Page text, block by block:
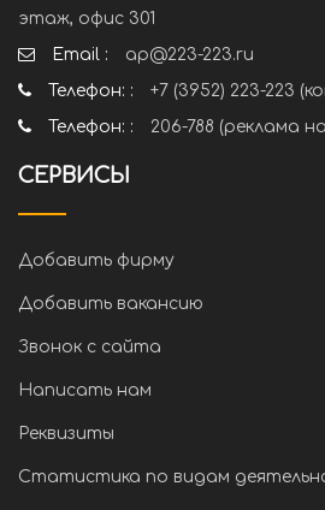
этаж, офис 301
Email :
ap@223-223.ru
Телефон: :
+7 (3952) 223-223
Телефон: :
206-788 (реклама
СЕРВИСЫ
Добавить фирму
Добавить вакансию
Звонок с сайта
Написать нам
Реквизиты
Статистика по видам